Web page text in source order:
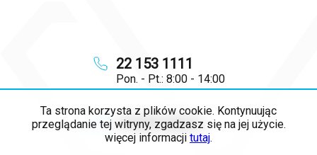
Ta strona korzysta z plików cookie. Kontynuując
przeglądanie tej witryny, zgadzasz się na jej użycie.
więcej informacji tutaj.
info@ majya.pl
22 153 1111
Pon. - Pt.: 8:00 - 14:00